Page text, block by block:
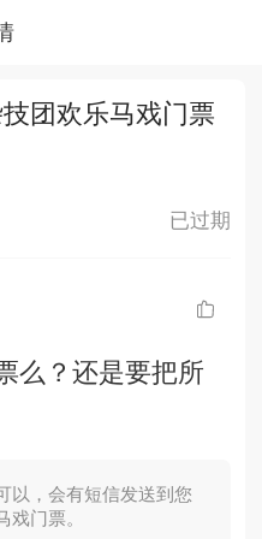
技团欢乐马戏门票
已过期
么？还是要把所
以，会有短信发送到您
门票。